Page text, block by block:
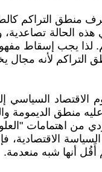
الحالة تصاعدية،
يجب إسقاط
التراكم لأنه
الاقتصاد السياسي
منطق الديمومة
من اهتمامات
أَقُل أنها شبه منعدمة.